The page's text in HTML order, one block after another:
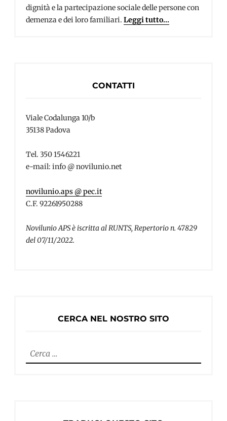
dignità e la partecipazione sociale delle persone con
demenza e dei loro familiari. Leggi tutto...
CONTATTI
Viale Codalunga 10/b
35138 Padova
Tel. 350 1546221
e-mail: info @ novilunio.net
novilunio.aps @ pec.it
C.F. 92261950288
Novilunio APS è iscritta al RUNTS, Repertorio n. 47829
del 07/11/2022.
CERCA NEL NOSTRO SITO
Ricerca
per: